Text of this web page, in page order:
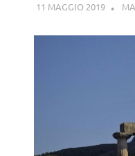
11 MAGGIO 2019